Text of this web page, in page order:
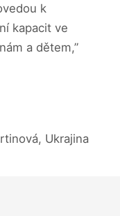
k
kapacit ve
a dětem,”
Ukrajina